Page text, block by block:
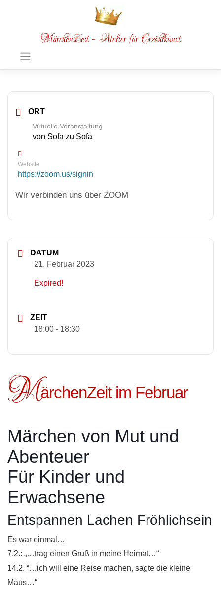
MärchenZeit - Atelier für Erzählkunst
ORT
Virtuelle Veranstaltung
von Sofa zu Sofa
Website
https://zoom.us/signin
Wir verbinden uns über ZOOM
DATUM
21. Februar 2023
Expired!
ZEIT
18:00 - 18:30
MärchenZeit im Februar
Märchen von Mut und
Abenteuer
Für Kinder und
Erwachsene
Entspannen Lachen Fröhlichsein
Es war einmal…
7.2.: „…trag einen Gruß in meine Heimat…“
14.2. “…ich will eine Reise machen, sagte die kleine
Maus…“